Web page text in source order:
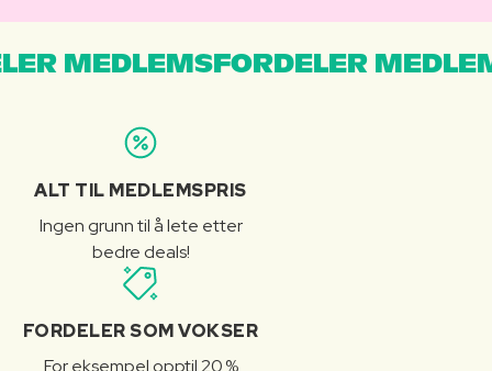
MEDLEMSFORDELER
ALT TIL MEDLEMSPRIS
Ingen grunn til å lete etter
bedre deals!
FORDELER SOM VOKSER